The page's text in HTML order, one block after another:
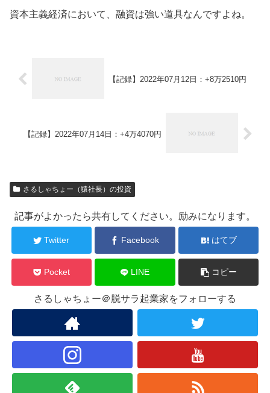
資本主義経済において、融資は強い道具なんですよね。
【記録】2022年07月12日：+8万2510円
【記録】2022年07月14日：+4万4070円
さるしゃちょー（猿社長）の投資
記事がよかったら共有してください。励みになります。
Twitter Facebook はてブ
Pocket LINE コピー
さるしゃちょー＠脱サラ起業家をフォローする